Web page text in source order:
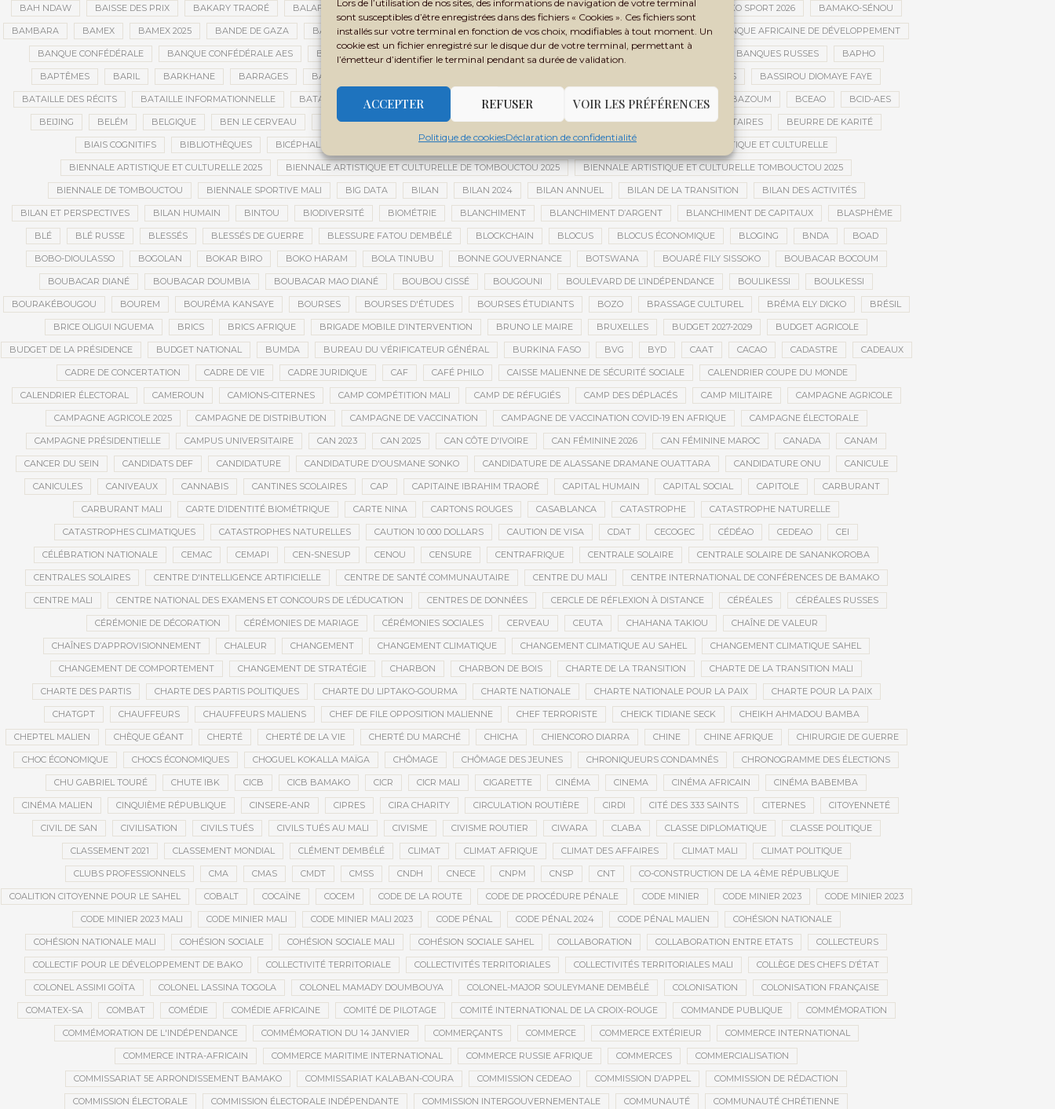
Lors de l’utilisation de nos sites, des informations de navigation de votre terminal
sont susceptibles d’être enregistrées dans des fichiers « Cookies ». Ces fichiers sont
installés sur votre terminal en fonction de vos choix, modifiables à tout moment. Un
cookie est un fichier enregistré sur le disque dur de votre terminal, permettant à
l’émetteur d’identifier le terminal pendant sa durée de validation.
ACCEPTER REFUSER VOIR LES PRÉFÉRENCES
Politique de cookiesDéclaration de confidentialité
BAH NDAW BAISSE DES PRIX BAKARY TRAORÉ BALAFON BAMAKO BAMAKO 2025 BAMAKO 2026 BAMAKO SÉCURITÉ BAMAKO SPORT 2026 BAMAKO-SÉNOU
BAMBARA BAMEX BAMEX 2025 BANDE DE GAZA BANDIAGARA BANDIOUGOU DANTÉ BANDITISME BANGUI BANQUE BANQUE AFRICAINE DE DÉVELOPPEMENT
BANQUE CONFÉDÉRALE BANQUE CONFÉDÉRALE AES BANQUE MONDIALE BANQUE OUEST-AFRICAINE DE DÉVELOPPEMENT BANQUES RUSSES BAPHO
BAPTÊMES BARIL BARKHANE BARRAGES BARRICADES BARS BASSIROU DIOMAYE FAYE
BATAILLE DES RÉCITS BATAILLE INFORMATIONNELLE BATAILLON TCHADIEN BATTERIES ÉLECTRIQUES BATTERIES LITHIUM BAUXITE BAZOUM BCEAO BCID-AES
BEIJING BELÉM BELGIQUE BEN LE CERVEAU BÉNIN BER BERNARD AYLWARD BESOIN HUMANITAIRE BESOINS HUMANITAIRES BEURRE DE KARITÉ
BIAIS COGNITIFS BIBLIOTHÈQUES BICÉPHALISME BIENNALE AFRICAINE DE LA PHOTOGRAPHIE BIENNALE ARTISTIQUE ET CULTURELLE
BIENNALE ARTISTIQUE ET CULTURELLE 2025 BIENNALE ARTISTIQUE ET CULTURELLE DE TOMBOUCTOU 2025 BIENNALE ARTISTIQUE ET CULTURELLE TOMBOUCTOU 2025
BIENNALE DE TOMBOUCTOU BIENNALE SPORTIVE MALI BIG DATA BILAN BILAN 2024 BILAN ANNUEL BILAN DE LA TRANSITION BILAN DES ACTIVITÉS
BILAN ET PERSPECTIVES BILAN HUMAIN BINTOU BIODIVERSITÉ BIOMÉTRIE BLANCHIMENT BLANCHIMENT D’ARGENT BLANCHIMENT DE CAPITAUX BLASPHÈME
BLÉ BLÉ RUSSE BLESSÉS BLESSÉS DE GUERRE BLESSURE FATOU DEMBÉLÉ BLOCKCHAIN BLOCUS BLOCUS ÉCONOMIQUE BLOGING BNDA BOAD
BOBO-DIOULASSO BOGOLAN BOKAR BIRO BOKO HARAM BOLA TINUBU BONNE GOUVERNANCE BOTSWANA BOUARÉ FILY SISSOKO BOUBACAR BOCOUM
BOUBACAR DIANÉ BOUBACAR DOUMBIA BOUBACAR MAO DIANÉ BOUBOU CISSÉ BOUGOUNI BOULEVARD DE L’INDÉPENDANCE BOULIKESSI BOULKESSI
BOURAKÉBOUGOU BOUREM BOURÉMA KANSAYE BOURSES BOURSES D'ÉTUDES BOURSES ÉTUDIANTS BOZO BRASSAGE CULTUREL BRÉMA ELY DICKO BRÉSIL
BRICE OLIGUI NGUEMA BRICS BRICS AFRIQUE BRIGADE MOBILE D’INTERVENTION BRUNO LE MAIRE BRUXELLES BUDGET 2027-2029 BUDGET AGRICOLE
BUDGET DE LA PRÉSIDENCE BUDGET NATIONAL BUMDA BUREAU DU VÉRIFICATEUR GÉNÉRAL BURKINA FASO BVG BYD CAAT CACAO CADASTRE CADEAUX
CADRE DE CONCERTATION CADRE DE VIE CADRE JURIDIQUE CAF CAFÉ PHILO CAISSE MALIENNE DE SÉCURITÉ SOCIALE CALENDRIER COUPE DU MONDE
CALENDRIER ÉLECTORAL CAMEROUN CAMIONS-CITERNES CAMP COMPÉTITION MALI CAMP DE RÉFUGIÉS CAMP DES DÉPLACÉS CAMP MILITAIRE CAMPAGNE AGRICOLE
CAMPAGNE AGRICOLE 2025 CAMPAGNE DE DISTRIBUTION CAMPAGNE DE VACCINATION CAMPAGNE DE VACCINATION COVID-19 EN AFRIQUE CAMPAGNE ÉLECTORALE
CAMPAGNE PRÉSIDENTIELLE CAMPUS UNIVERSITAIRE CAN 2023 CAN 2025 CAN CÔTE D'IVOIRE CAN FÉMININE 2026 CAN FÉMININE MAROC CANADA CANAM
CANCER DU SEIN CANDIDATS DEF CANDIDATURE CANDIDATURE D'OUSMANE SONKO CANDIDATURE DE ALASSANE DRAMANE OUATTARA CANDIDATURE ONU CANICULE
CANICULES CANIVEAUX CANNABIS CANTINES SCOLAIRES CAP CAPITAINE IBRAHIM TRAORÉ CAPITAL HUMAIN CAPITAL SOCIAL CAPITOLE CARBURANT
CARBURANT MALI CARTE D’IDENTITÉ BIOMÉTRIQUE CARTE NINA CARTONS ROUGES CASABLANCA CATASTROPHE CATASTROPHE NATURELLE
CATASTROPHES CLIMATIQUES CATASTROPHES NATURELLES CAUTION 10 000 DOLLARS CAUTION DE VISA CDAT CECOGEC CÉDÉAO CEDEAO CEI
CÉLÉBRATION NATIONALE CEMAC CEMAPI CEN-SNESUP CENOU CENSURE CENTRAFRIQUE CENTRALE SOLAIRE CENTRALE SOLAIRE DE SANANKOROBA
CENTRALES SOLAIRES CENTRE D'INTELLIGENCE ARTIFICIELLE CENTRE DE SANTÉ COMMUNAUTAIRE CENTRE DU MALI CENTRE INTERNATIONAL DE CONFÉRENCES DE BAMAKO
CENTRE MALI CENTRE NATIONAL DES EXAMENS ET CONCOURS DE L’ÉDUCATION CENTRES DE DONNÉES CERCLE DE RÉFLEXION À DISTANCE CÉRÉALES CÉRÉALES RUSSES
CÉRÉMONIE DE DÉCORATION CÉRÉMONIES DE MARIAGE CÉRÉMONIES SOCIALES CERVEAU CEUTA CHAHANA TAKIOU CHAÎNE DE VALEUR
CHAÎNES D’APPROVISIONNEMENT CHALEUR CHANGEMENT CHANGEMENT CLIMATIQUE CHANGEMENT CLIMATIQUE AU SAHEL CHANGEMENT CLIMATIQUE SAHEL
CHANGEMENT DE COMPORTEMENT CHANGEMENT DE STRATÉGIE CHARBON CHARBON DE BOIS CHARTE DE LA TRANSITION CHARTE DE LA TRANSITION MALI
CHARTE DES PARTIS CHARTE DES PARTIS POLITIQUES CHARTE DU LIPTAKO-GOURMA CHARTE NATIONALE CHARTE NATIONALE POUR LA PAIX CHARTE POUR LA PAIX
CHATGPT CHAUFFEURS CHAUFFEURS MALIENS CHEF DE FILE OPPOSITION MALIENNE CHEF TERRORISTE CHEICK TIDIANE SECK CHEIKH AHMADOU BAMBA
CHEPTEL MALIEN CHÈQUE GÉANT CHERTÉ CHERTÉ DE LA VIE CHERTÉ DU MARCHÉ CHICHA CHIENCORO DIARRA CHINE CHINE AFRIQUE CHIRURGIE DE GUERRE
CHOC ÉCONOMIQUE CHOCS ÉCONOMIQUES CHOGUEL KOKALLA MAÏGA CHÔMAGE CHÔMAGE DES JEUNES CHRONIQUEURS CONDAMNÉS CHRONOGRAMME DES ÉLECTIONS
CHU GABRIEL TOURÉ CHUTE IBK CICB CICB BAMAKO CICR CICR MALI CIGARETTE CINÉMA CINEMA CINÉMA AFRICAIN CINÉMA BABEMBA
CINÉMA MALIEN CINQUIÈME RÉPUBLIQUE CINSERE-ANR CIPRES CIRA CHARITY CIRCULATION ROUTIÈRE CIRDI CITÉ DES 333 SAINTS CITERNES CITOYENNETÉ
CIVIL DE SAN CIVILISATION CIVILS TUÉS CIVILS TUÉS AU MALI CIVISME CIVISME ROUTIER CIWARA CLABA CLASSE DIPLOMATIQUE CLASSE POLITIQUE
CLASSEMENT 2021 CLASSEMENT MONDIAL CLÉMENT DEMBÉLÉ CLIMAT CLIMAT AFRIQUE CLIMAT DES AFFAIRES CLIMAT MALI CLIMAT POLITIQUE
CLUBS PROFESSIONNELS CMA CMAS CMDT CMSS CNDH CNECE CNPM CNSP CNT CO-CONSTRUCTION DE LA 4ÈME RÉPUBLIQUE
COALITION CITOYENNE POUR LE SAHEL COBALT COCAÏNE COCEM CODE DE LA ROUTE CODE DE PROCÉDURE PÉNALE CODE MINIER CODE MINIER 2023 CODE MINIER 2023
CODE MINIER 2023 MALI CODE MINIER MALI CODE MINIER MALI 2023 CODE PÉNAL CODE PÉNAL 2024 CODE PÉNAL MALIEN COHÉSION NATIONALE
COHÉSION NATIONALE MALI COHÉSION SOCIALE COHÉSION SOCIALE MALI COHÉSION SOCIALE SAHEL COLLABORATION COLLABORATION ENTRE ETATS COLLECTEURS
COLLECTIF POUR LE DÉVELOPPEMENT DE BAKO COLLECTIVITÉ TERRITORIALE COLLECTIVITÉS TERRITORIALES COLLECTIVITÉS TERRITORIALES MALI COLLÈGE DES CHEFS D’ÉTAT
COLONEL ASSIMI GOÏTA COLONEL LASSINA TOGOLA COLONEL MAMADY DOUMBOUYA COLONEL-MAJOR SOULEYMANE DEMBÉLÉ COLONISATION COLONISATION FRANÇAISE
COMATEX-SA COMBAT COMÉDIE COMÉDIE AFRICAINE COMITÉ DE PILOTAGE COMITÉ INTERNATIONAL DE LA CROIX-ROUGE COMMANDE PUBLIQUE COMMÉMORATION
COMMÉMORATION DE L'INDÉPENDANCE COMMÉMORATION DU 14 JANVIER COMMERÇANTS COMMERCE COMMERCE EXTÉRIEUR COMMERCE INTERNATIONAL
COMMERCE INTRA-AFRICAIN COMMERCE MARITIME INTERNATIONAL COMMERCE RUSSIE AFRIQUE COMMERCES COMMERCIALISATION
COMMISSARIAT 5E ARRONDISSEMENT BAMAKO COMMISSARIAT KALABAN-COURA COMMISSION CEDEAO COMMISSION D’APPEL COMMISSION DE RÉDACTION
COMMISSION ÉLECTORALE COMMISSION ÉLECTORALE INDÉPENDANTE COMMISSION INTERGOUVERNEMENTALE COMMUNAUTÉ COMMUNAUTÉ CHRÉTIENNE